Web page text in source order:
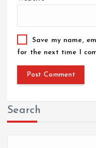
Save my name,
for the next time I
Search